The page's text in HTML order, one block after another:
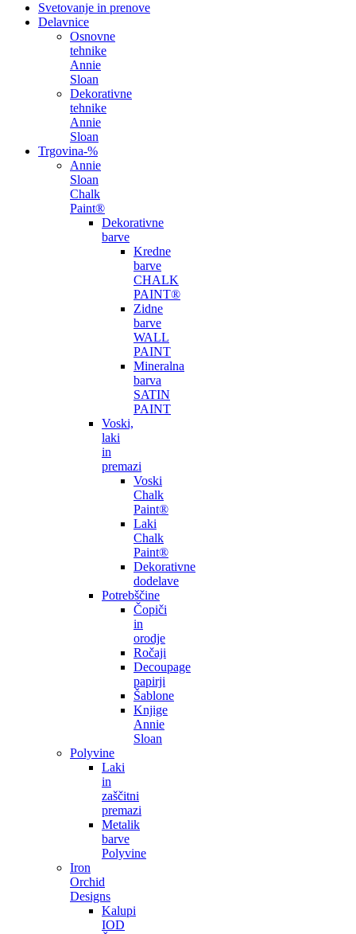
Svetovanje in prenove
Delavnice
Osnovne
tehnike
Annie
Sloan
Dekorativne
tehnike
Annie
Sloan
Trgovina-%
Annie
Sloan
Chalk
Paint®
Dekorativne
barve
Kredne
barve
CHALK
PAINT®
Zidne
barve
WALL
PAINT
Mineralna
barva
SATIN
PAINT
Voski,
laki
in
premazi
Voski
Chalk
Paint®
Laki
Chalk
Paint®
Dekorativne
dodelave
Potrebščine
Čopiči
in
orodje
Ročaji
Decoupage
papirji
Šablone
Knjige
Annie
Sloan
Polyvine
Laki
in
zaščitni
premazi
Metalik
barve
Polyvine
Iron
Orchid
Designs
Kalupi
IOD